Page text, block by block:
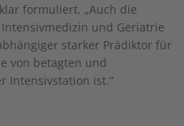
formuliert. „Auch die
und Geriatrie
starker Prädiktor für
von betagten und
Intensivstation ist.“